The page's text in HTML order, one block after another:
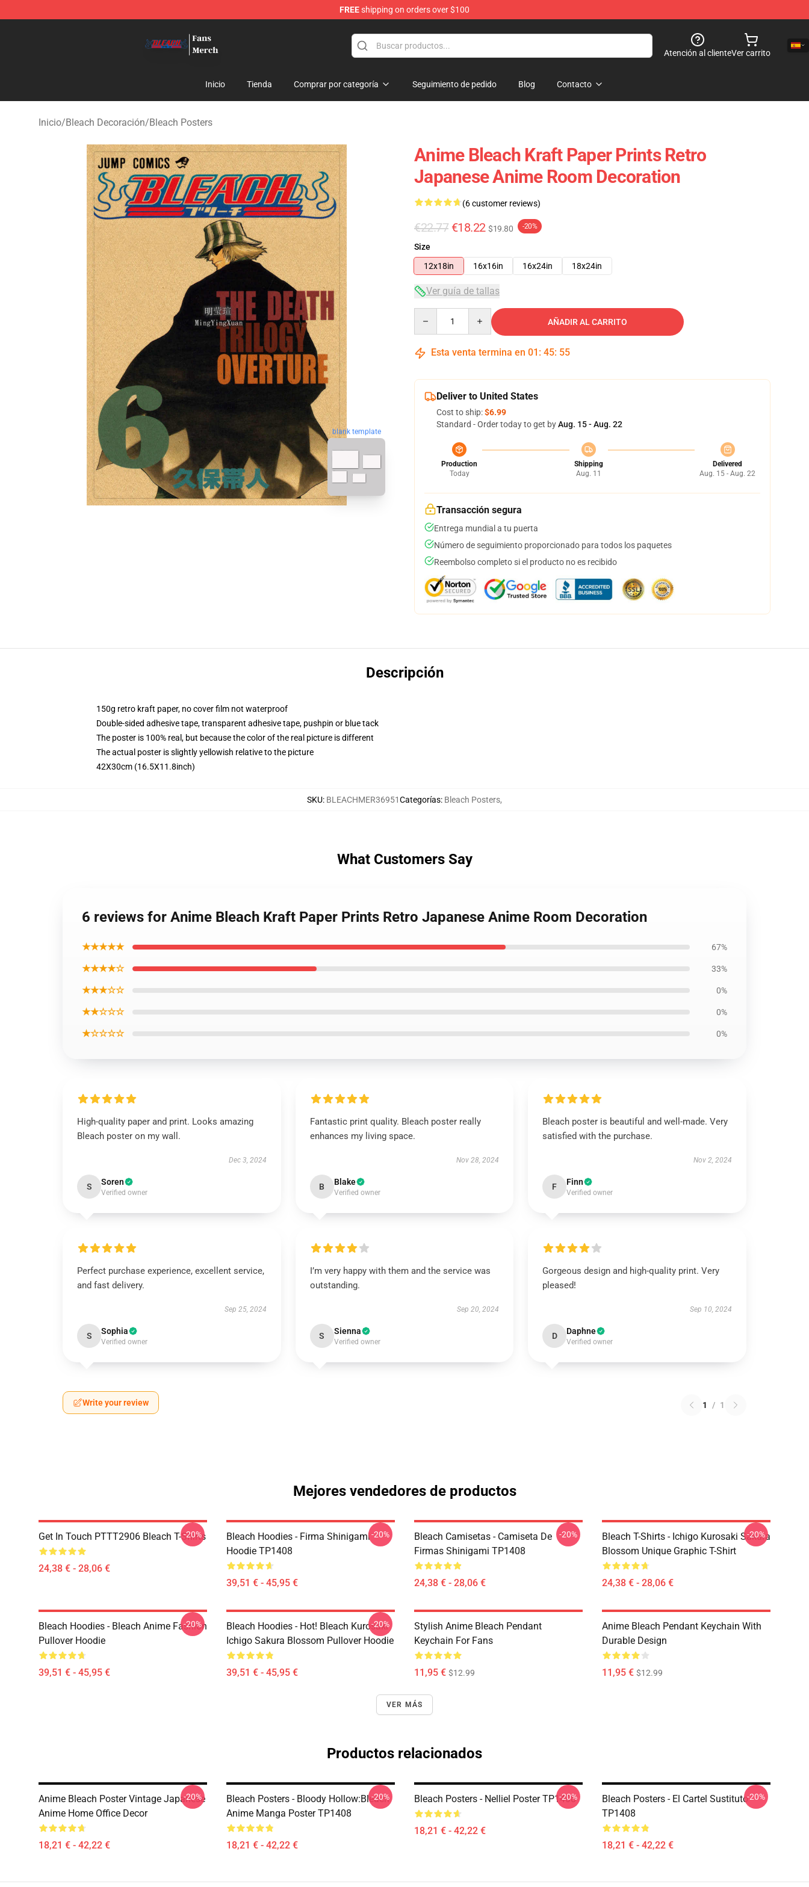
FREEshipping on orders over $100
Atención al clienteVer carrito
Inicio Tienda Comprar por categoría Seguimiento de pedido Blog Contacto
Inicio/Bleach Decoración/Bleach Posters
blank template
Anime Bleach Kraft Paper Prints Retro
Japanese Anime Room Decoration
(6 customer reviews)
€22.77 €18.22 $19.80 -20%
Size
12x18in
16x16in 16x24in 18x24in
Ver guía de tallas
AÑADIR AL CARRITO
Esta venta termina en 01 : 45: 54
Deliver to United States
Cost to ship:$6.99
Standard - Order today to get byAug. 15 - Aug. 22
Production
Today
Shipping
Aug. 11
Delivered
Aug. 15 - Aug. 22
Transacción segura
Entrega mundial a tu puerta
Número de seguimiento proporcionado para todos los paquetes
Reembolso completo si el producto no es recibido
Descripción
150g retro kraft paper, no cover film not waterproof
Double-sided adhesive tape, transparent adhesive tape, pushpin or blue tack
The poster is 100% real, but because the color of the real picture is different
The actual poster is slightly yellowish relative to the picture
42X30cm (16.5X11.8inch)
SKU: BLEACHMER36951Categorías: Bleach Posters,
What Customers Say
6 reviews for Anime Bleach Kraft Paper Prints Retro Japanese Anime Room Decoration
★★★★★ 67%
★★★★☆ 33%
★★★☆☆ 0%
★★☆☆☆ 0%
★☆☆☆☆ 0%
High-quality paper and print. Looks amazing
Bleach poster on my wall.
Dec 3, 2024
S Soren
Verified owner
Fantastic print quality. Bleach poster really
enhances my living space.
Nov 28, 2024
B Blake
Verified owner
Bleach poster is beautiful and well-made. Very
satisfied with the purchase.
Nov 2, 2024
F Finn
Verified owner
Perfect purchase experience, excellent service,
and fast delivery.
Sep 25, 2024
S Sophia
Verified owner
I’m very happy with them and the service was
outstanding.
Sep 20, 2024
S Sienna
Verified owner
Gorgeous design and high-quality print. Very
pleased!
Sep 10, 2024
D Daphne
Verified owner
Write your review 1 / 1
Mejores vendedores de productos
Get In Touch PTTT2906 Bleach T-Shirts
24,38 € - 28,06 €
-20%
Bleach Hoodies - Firma Shinigami
Hoodie TP1408
39,51 € - 45,95 €
-20%
Bleach Camisetas - Camiseta De
Firmas Shinigami TP1408
24,38 € - 28,06 €
-20%
Bleach T-Shirts - Ichigo Kurosaki Sakura
Blossom Unique Graphic T-Shirt
24,38 € - 28,06 €
-20%
Bleach Hoodies - Bleach Anime Fashion
Pullover Hoodie
39,51 € - 45,95 €
-20%
Bleach Hoodies - Hot! Bleach Kurosaki
Ichigo Sakura Blossom Pullover Hoodie
39,51 € - 45,95 €
-20%
Stylish Anime Bleach Pendant
Keychain For Fans
11,95 € $12.99
Anime Bleach Pendant Keychain With
Durable Design
11,95 € $12.99
VER MÁS
Productos relacionados
Anime Bleach Poster Vintage Japanese
Anime Home Office Decor
18,21 € - 42,22 €
-20%
Bleach Posters - Bloody Hollow:Bleach
Anime Manga Poster TP1408
18,21 € - 42,22 €
-20% Bleach Posters - Nelliel Poster TP1408
18,21 € - 42,22 €
-20%
Bleach Posters - El Cartel Sustituto
TP1408
18,21 € - 42,22 €
-20%